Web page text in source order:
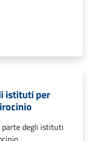
istituti per
parte degli istituti